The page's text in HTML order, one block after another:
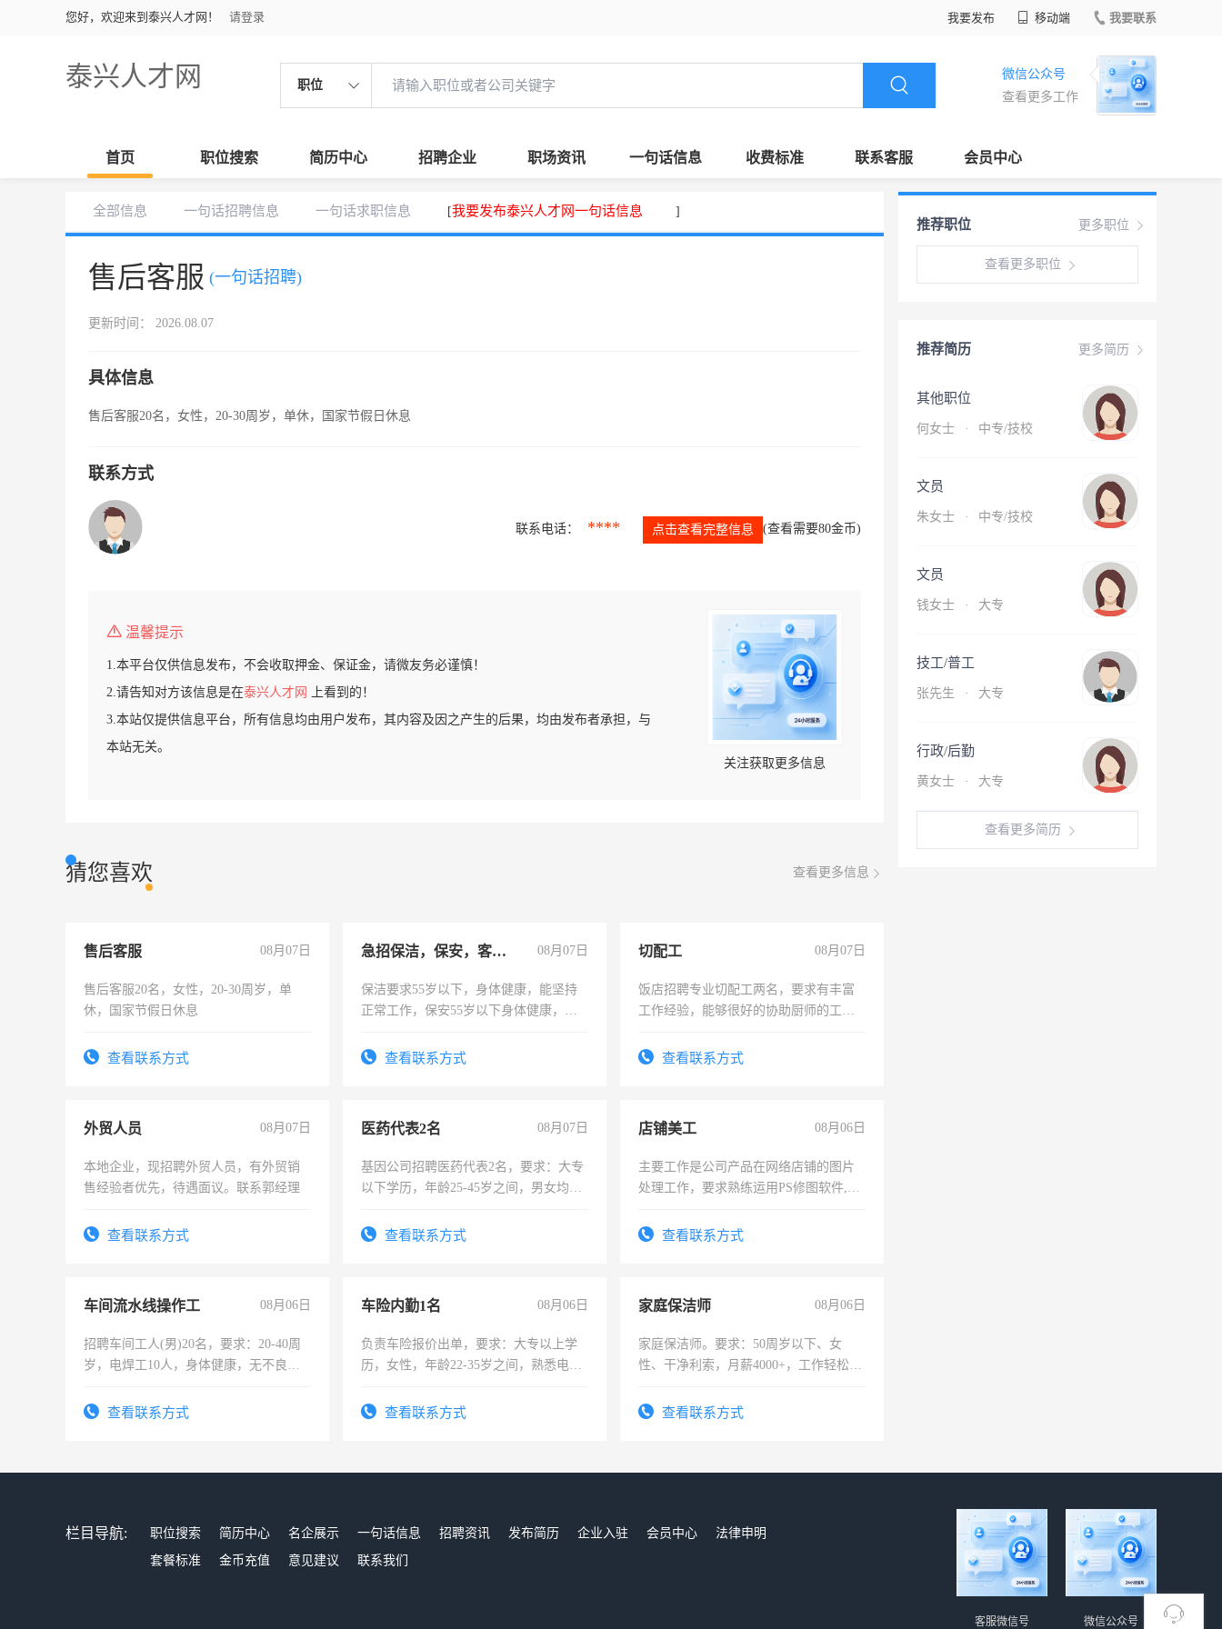
您好，欢迎来到泰兴人才网！ 请登录 我要发布 移动端 我要联系
泰兴人才网 职位
微信公众号
查看更多工作
首页 职位搜索 简历中心 招聘企业 职场资讯 一句话信息 收费标准 联系客服 会员中心
全部信息 一句话招聘信息 一句话求职信息 [我要发布泰兴人才网一句话信息 ]
售后客服 (一句话招聘)
更新时间： 2026.08.07
具体信息
售后客服20名，女性，20-30周岁，单休，国家节假日休息
联系方式
联系电话： **** 点击查看完整信息 (查看需要80金币)
温馨提示
1.本平台仅供信息发布，不会收取押金、保证金，请微友务必谨慎！
2.请告知对方该信息是在泰兴人才网
上看到的！
3.本站仅提供信息平台，所有信息均由用户发布，其内容及因之产生的后果，均由发布者承担，与
本站无关。
关注获取更多信息
猜您喜欢 查看更多信息
售后客服 08月07日
售后客服20名，女性，20-30周岁，单
休，国家节假日休息
查看联系方式
急招保洁，保安，客服，工程 08月07日
保洁要求55岁以下，身体健康，能坚持
正常工作，保安55岁以下身体健康，有
录，客服要求45岁以下高中以上文化，
查看联系方式
切配工 08月07日
饭店招聘专业切配工两名，要求有丰富
工作经验，能够很好的协助厨师的工
4500。查看联系方式
外贸人员 08月07日
本地企业，现招聘外贸人员，有外贸销
售经验者优先，待遇面议。联系郭经理
查看联系方式
医药代表2名 08月07日
基因公司招聘医药代表2名，要求：大专
以下学历，年龄25-45岁之间，男女均
表或者有医学资质的优先，底薪+绩效，
查看联系方式
店铺美工 08月06日
主要工作是公司产品在网络店铺的图片
处理工作，要求熟练运用PS修图软件,工
查看联系方式
车间流水线操作工 08月06日
招聘车间工人(男)20名，要求：20-40周
岁，电焊工10人，身体健康，无不良嗜
宿，免费发放劳保用品，两班倒，每月
查看联系方式
车险内勤1名 08月06日
负责车险报价出单，要求：大专以上学
历，女性，年龄22-35岁之间，熟悉电脑
试用期1-3个月，转正后交纳五险，
查看联系方式
家庭保洁师 08月06日
家庭保洁师。要求：50周岁以下、女
性、干净利索，月薪4000+，工作轻松，
太太等。查看联系方式
更多职位
推荐职位
查看更多职位
更多简历
推荐简历
其他职位
何女士 · 中专/技校
文员
朱女士 · 中专/技校
文员
钱女士 · 大专
技工/普工
张先生 · 大专
行政/后勤
黄女士 · 大专
查看更多简历
栏目导航: 职位搜索 简历中心 名企展示 一句话信息 招聘资讯 发布简历 企业入驻 会员中心
法律申明
套餐标准
金币充值 意见建议 联系我们
微信公众号
客服微信号